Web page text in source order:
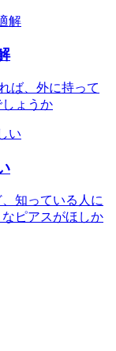
ば、外に持って
ょうか
知っている人に
ピアスがほしか